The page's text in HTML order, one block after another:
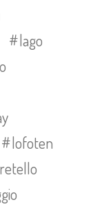
lago
lofoten